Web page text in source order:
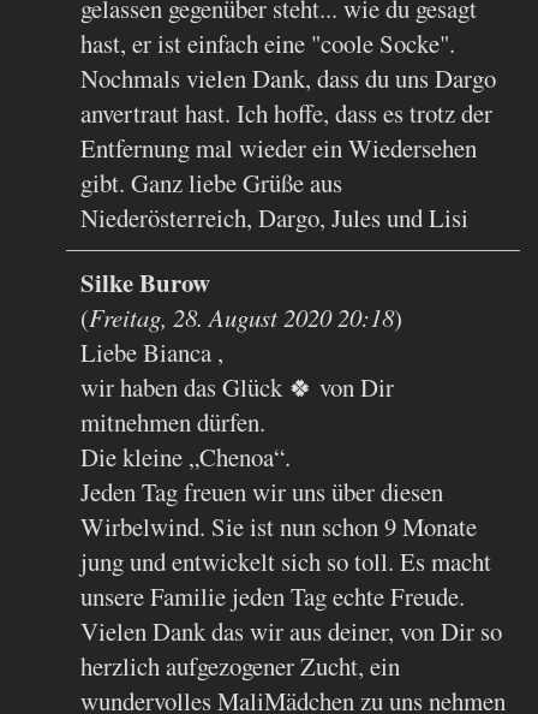
gelassen gegenüber steht... wie du gesagt
hast, er ist einfach eine "coole Socke".
Nochmals vielen Dank, dass du uns Dargo
anvertraut hast. Ich hoffe, dass es trotz der
Entfernung mal wieder ein Wiedersehen
gibt. Ganz liebe Grüße aus
Niederösterreich, Dargo, Jules und Lisi
Silke Burow
(Freitag, 28. August 2020 20:18)
Liebe Bianca ,
wir haben das Glück 🍀 von Dir
mitnehmen dürfen.
Die kleine „Chenoa“.
Jeden Tag freuen wir uns über diesen
Wirbelwind. Sie ist nun schon 9 Monate
jung und entwickelt sich so toll. Es macht
unsere Familie jeden Tag echte Freude.
Vielen Dank das wir aus deiner, von Dir so
herzlich aufgezogener Zucht, ein
wundervolles MaliMädchen zu uns nehmen